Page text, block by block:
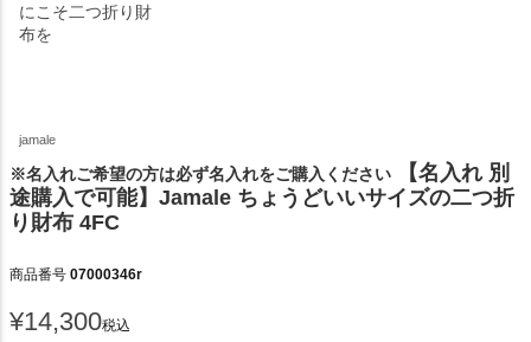
にこそ二つ折り財
布を
jamale
※名入れご希望の方は必ず名入れをご購入ください
【名入れ 別
途購入で可能】Jamale ちょうどいいサイズの二つ折
り財布 4FC
商品番号 07000346r
¥14,300税込